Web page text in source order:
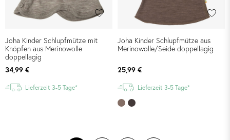
Joha Kinder Schlupfmütze mit
Knöpfen aus Merinowolle
doppellagig
34,99 €
Lieferzeit 3-5 Tage*
Joha Kinder Schlupfmütze aus
Merinowolle/Seide doppellagig
25,99 €
Lieferzeit 3-5 Tage*